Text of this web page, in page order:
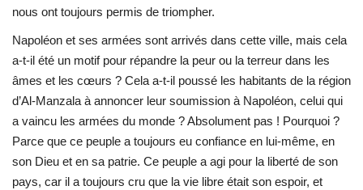
opportunités
Language
English Swahili español
French Arabic
nous ont toujours permis de triompher.
Napoléon et ses armées sont arrivés dans cette ville, mais cela
a-t-il été un motif pour répandre la peur ou la terreur dans les
âmes et les cœurs ? Cela a-t-il poussé les habitants de la région
d’Al-Manzala à annoncer leur soumission à Napoléon, celui qui
a vaincu les armées du monde ? Absolument pas ! Pourquoi ?
Parce que ce peuple a toujours eu confiance en lui-même, en
son Dieu et en sa patrie. Ce peuple a agi pour la liberté de son
pays, car il a toujours cru que la vie libre était son espoir, et